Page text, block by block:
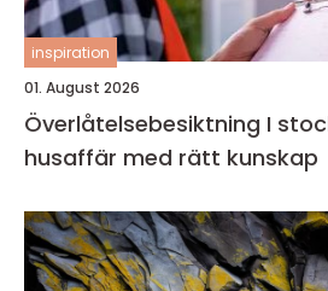
inspiration
01. August 2026
Överlåtelsebesiktning I stockholm
husaffär med rätt kunskap